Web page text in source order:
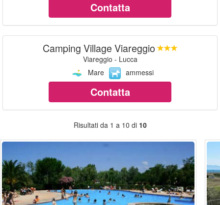
Contatta
Camping Village Viareggio
Viareggio - Lucca
Mare
ammessi
Contatta
Risultati da 1 a 10 di 10